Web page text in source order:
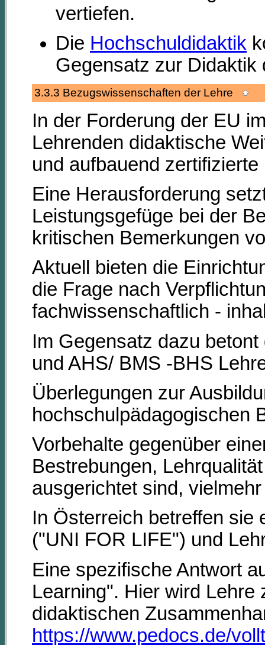
vertiefen.
Die Hochschuldidaktik
Gegensatz zur Didaktik
3.3.3 Bezugswissenschaften der Lehre
In der Forderung der EU
Lehrenden didaktische
und aufbauend zertifizierte
Eine Herausforderung
Leistungsgefüge bei der
kritischen Bemerkungen
Aktuell bieten die
die Frage nach
fachwissenschaftlich -
Im Gegensatz dazu
und AHS/ BMS -BHS
Überlegungen zur
hochschulpädagogischen
Vorbehalte gegenüber
Bestrebungen,
ausgerichtet sind,
In Österreich betreffen sie
("UNI FOR LIFE") und
Eine spezifische Antwort
Learning". Hier wird
didaktischen
https://www.pedocs.de/